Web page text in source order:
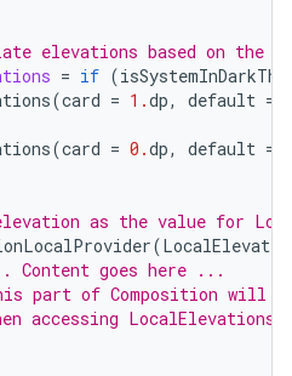
elevations based on the
= if (
(card = 1.dp, default =
(card = 0.dp, default =
as the value for
(
goes here ...
part of Composition will
accessing